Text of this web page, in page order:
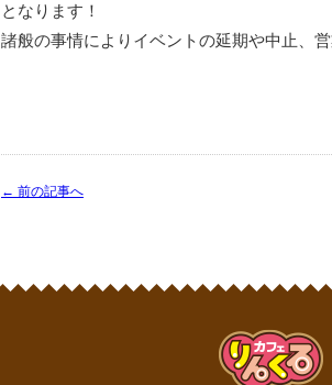
となります！
諸般の事情によりイベントの延期や中止、
← 前の記事へ